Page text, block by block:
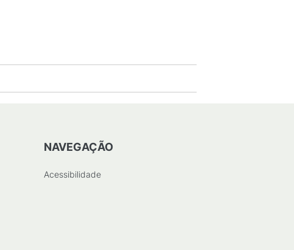
NAVEGAÇÃO
Acessibilidade